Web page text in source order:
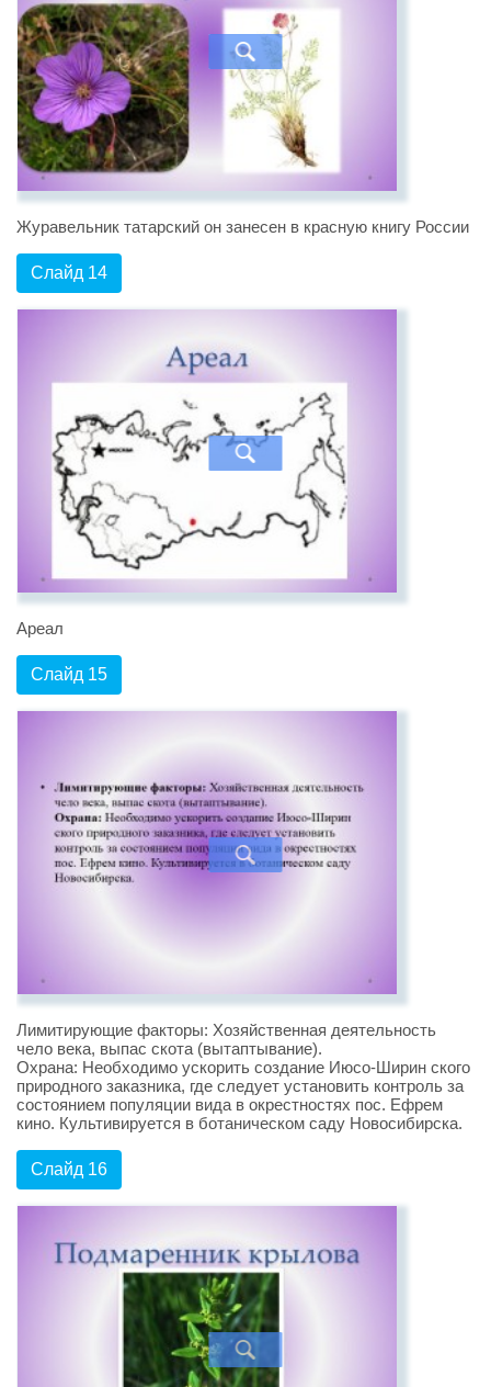
Журавельник татарский он занесен в красную книгу России
Слайд 14
Ареал
Слайд 15
Лимитирующие факторы: Хозяйственная деятельность
чело века, выпас скота (вытаптывание).
Охрана: Необходимо ускорить создание Июсо-Ширин ского
природного заказника, где следует установить контроль за
состоянием популяции вида в окрестностях пос. Ефрем
кино. Культивируется в ботаническом саду Новосибирска.
Слайд 16